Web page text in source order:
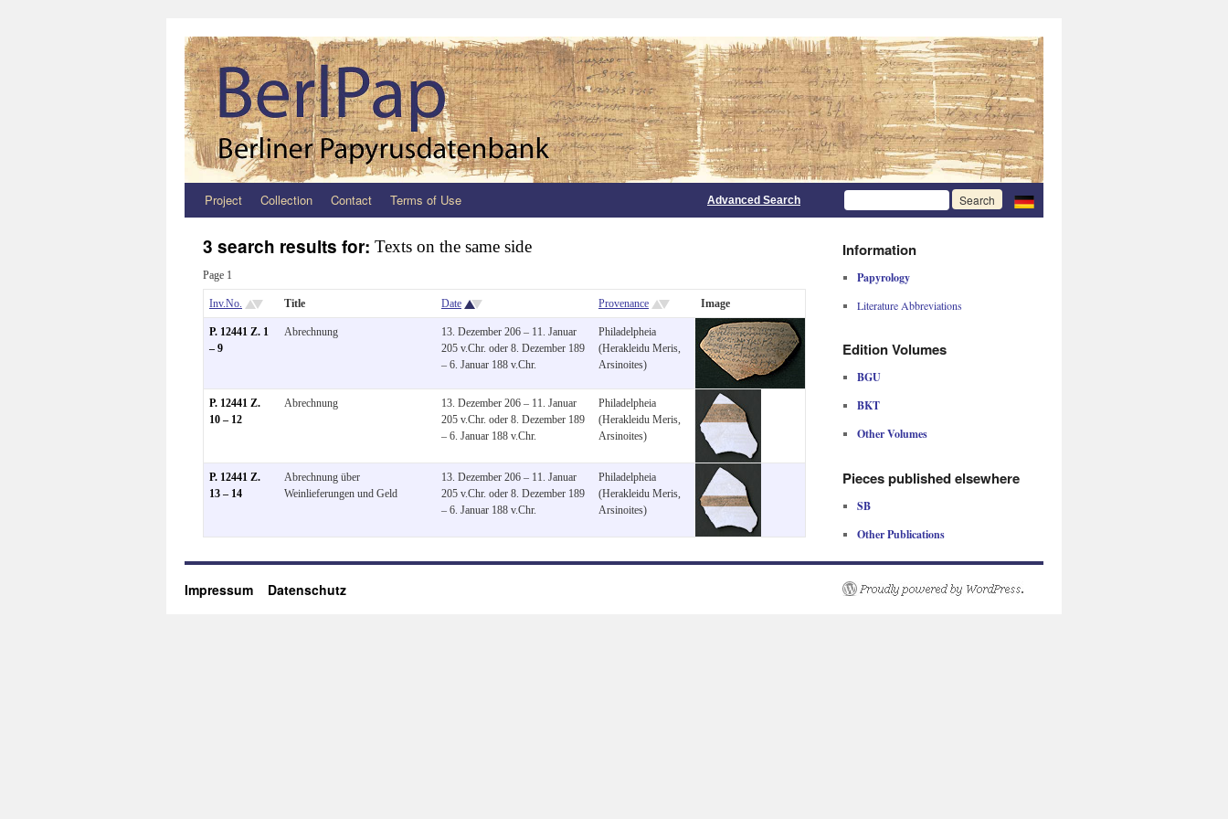
Zum
springen
Project Collection Contact Terms of Use Advanced Search
3 search results for: Texts on the same side
Page 1
Inv.No. Title Date Provenance Image
P. 12441 Z. 1
– 9
Abrechnung
13. Dezember 206 – 11. Januar
205 v.Chr. oder 8. Dezember 189
– 6. Januar 188 v.Chr.
Philadelpheia
(Herakleidu Meris,
Arsinoites)
P. 12441 Z.
10 – 12
Abrechnung
13. Dezember 206 – 11. Januar
205 v.Chr. oder 8. Dezember 189
– 6. Januar 188 v.Chr.
Philadelpheia
(Herakleidu Meris,
Arsinoites)
P. 12441 Z.
13 – 14
Abrechnung über
Weinlieferungen und Geld
13. Dezember 206 – 11. Januar
205 v.Chr. oder 8. Dezember 189
– 6. Januar 188 v.Chr.
Philadelpheia
(Herakleidu Meris,
Arsinoites)
Information
Papyrology
Literature Abbreviations
Edition Volumes
BGU
BKT
Other Volumes
Pieces published elsewhere
SB
Other Publications
Impressum Datenschutz